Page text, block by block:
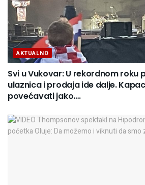
AKTUALNO
Svi u Vukovar: U rekordnom roku
ulaznica i prodaja ide dalje.
povećavati jako….